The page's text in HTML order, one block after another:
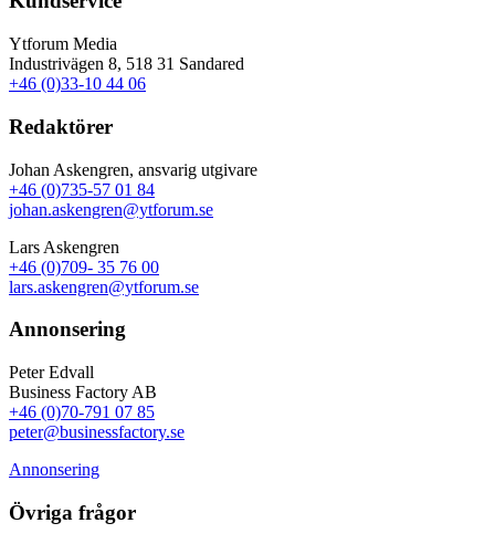
Ytforum Media
Industrivägen 8, 518 31 Sandared
+46 (0)33-10 44 06
Redaktörer
Johan Askengren, ansvarig utgivare
+46 (0)735-57 01 84
johan.askengren@ytforum.se
Lars Askengren
+46 (0)709- 35 76 00
lars.askengren@ytforum.se
Annonsering
Peter Edvall
Business Factory AB
+46 (0)70-791 07 85
peter@businessfactory.se
Annonsering
Övriga frågor